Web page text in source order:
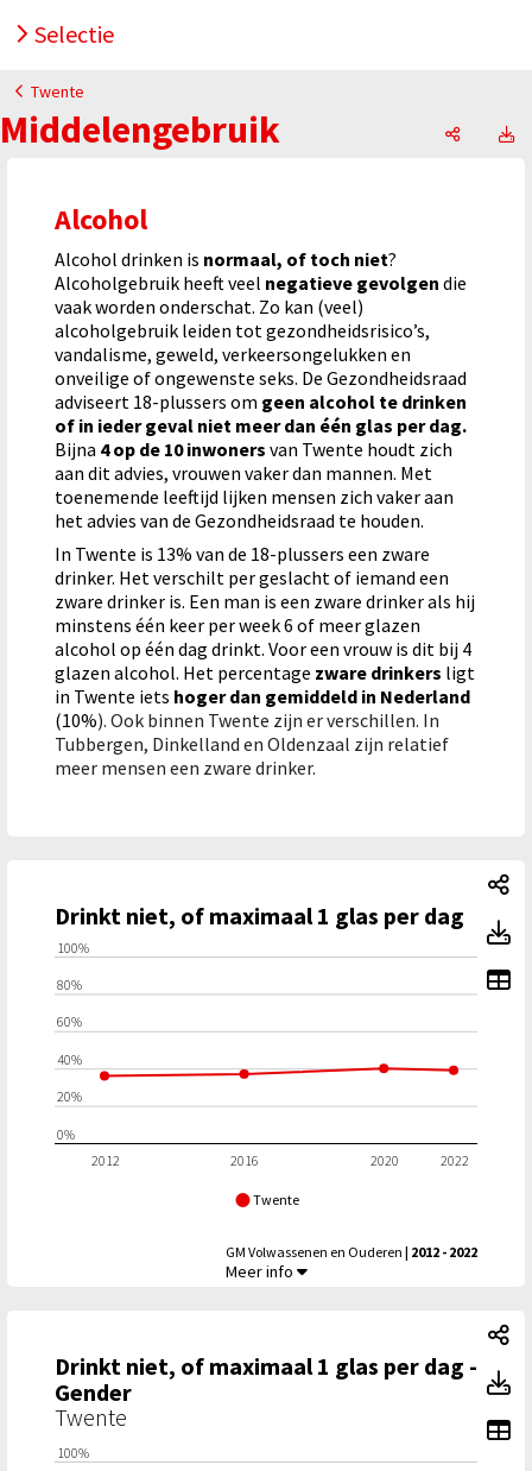
Selectie
Twente
Middelengebruik
Alcohol
Alcohol drinken is normaal, of toch niet?
Alcoholgebruik heeft veel negatieve gevolgen die
vaak worden onderschat. Zo kan (veel)
alcoholgebruik leiden tot gezondheidsrisico’s,
vandalisme, geweld, verkeersongelukken en
onveilige of ongewenste seks. De Gezondheidsraad
adviseert 18-plussers om geen alcohol te drinken
of in ieder geval niet meer dan één glas per dag.
Bijna 4 op de 10 inwoners van Twente houdt zich
aan dit advies, vrouwen vaker dan mannen. Met
toenemende leeftijd lijken mensen zich vaker aan
het advies van de Gezondheidsraad te houden.
In Twente is 13% van de 18-plussers een zware
drinker. Het verschilt per geslacht of iemand een
zware drinker is. Een man is een zware drinker als hij
minstens één keer per week 6 of meer glazen
alcohol op één dag drinkt. Voor een vrouw is dit bij 4
glazen alcohol. Het percentage zware drinkers ligt
in Twente iets hoger dan gemiddeld in Nederland
(10%). Ook binnen Twente zijn er verschillen. In
Tubbergen, Dinkelland en Oldenzaal zijn relatief
meer mensen een zware drinker.
Drinkt niet, of maximaal 1 glas per dag
Twente
2012 2016 2020 2022
0%
20%
40%
60%
80%
100%
GM Volwassenen en Ouderen | 2012 - 2022
Drinkt niet, of maximaal 1 glas per dag,
Meer info
Drinkt niet, of maximaal 1 glas per dag -
Gender
Twente
100%